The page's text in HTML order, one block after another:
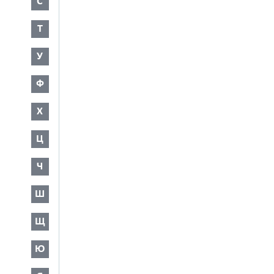
Т
У
Ф
Х
Ц
Ч
Ш
Щ
Ю